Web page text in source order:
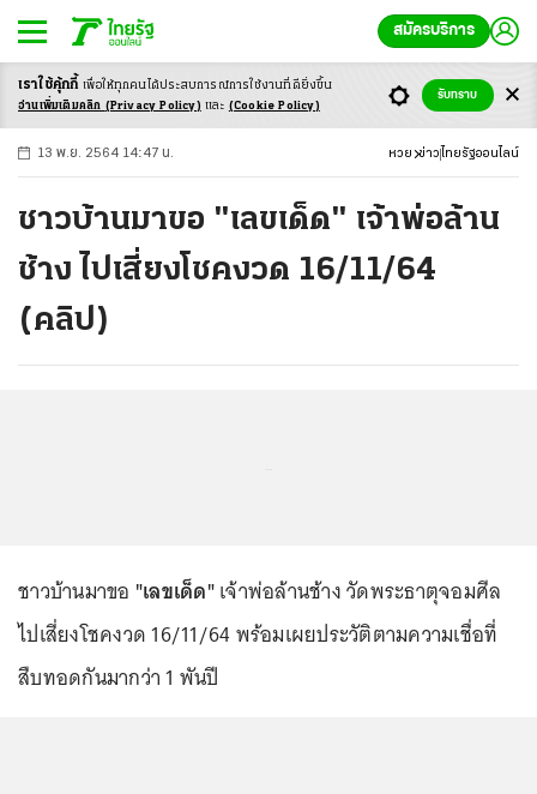
สมัครบริการ
-ก ก ก+
13 พ.ย. 2564 14:47 น. หวย ข่าว ไทยรัฐออนไลน์
ชาวบ้านมาขอ "เลขเด็ด" เจ้าพ่อล้าน
ช้าง ไปเสี่ยงโชคงวด 16/11/64
(คลิป)
ชาวบ้านมาขอ "เลขเด็ด"เจ้าพ่อล้านช้าง วัดพระธาตุจอมศีล
ไปเสี่ยงโชคงวด 16/11/64 พร้อมเผยประวัติตามความเชื่อที่
สืบทอดกันมากว่า 1 พันปี
เราใช้คุ้กกี้ เพื่อให้ทุกคนได้ประสบการณ์การใช้งานที่ดียิ่งขึ้น
อ่านเพิ่มเติมคลิก (Privacy Policy) และ (Cookie Policy)
รับทราบ